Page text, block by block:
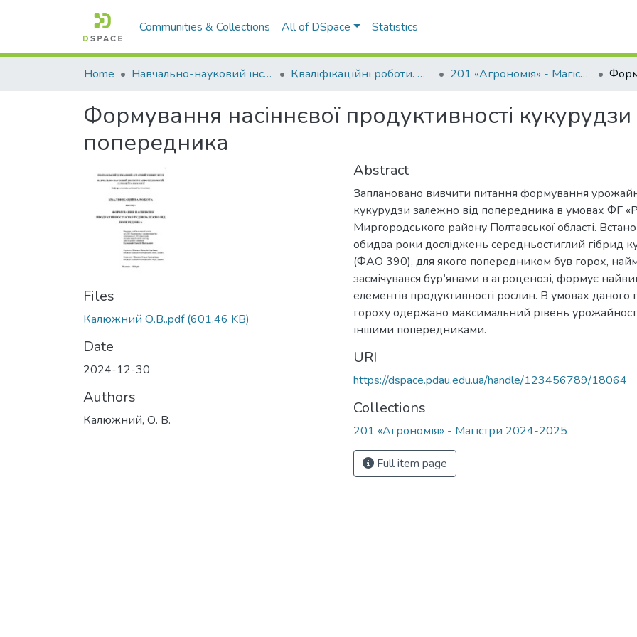
Communities & Collections All of DSpace Statistics
Home Навчально-науковий інститут агротехнологій, селекції та екології Кваліфікаційні роботи. ННІ агротехнологій, селекції та екології 201 «Агрономія» - Магістри 2024-2025
Формування насіннєвої продуктивності
попередника
Files
Калюжний О.В..pdf(601.46 KB)
Date
2024-12-30
Authors
Калюжний, О. В.
Abstract
Заплановано вивчити питання формування
кукурудзи залежно від попередника в умовах ФГ
Миргородського району Полтавської області.
обидва роки досліджень середньостиглий гібрид
(ФАО 390), для якого попередником був горох,
засмічувався бурꞌянами в агроценозі, формує
елементів продуктивності рослин. В умовах даного
гороху одержано максимальний рівень
іншими попередниками.
URI
https://dspace.pdau.edu.ua/handle/123456789/18064
Collections
201 «Агрономія» - Магістри 2024-2025
Full item page